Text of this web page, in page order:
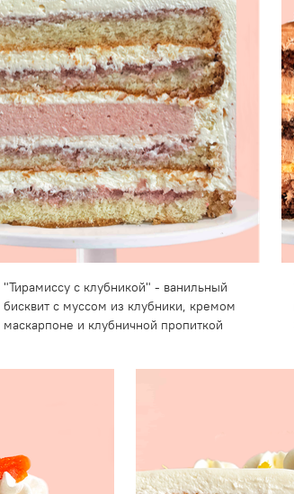
"Тирамиссу с клубникой" - ванильный
бисквит с муссом из клубники, кремом
маскарпоне и клубничной пропиткой